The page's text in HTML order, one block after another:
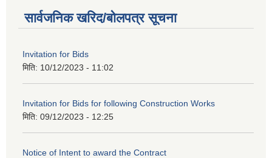
सार्वजनिक खरिद/बोलपत्र सूचना
Invitation for Bids
मिति: 10/12/2023 - 11:02
Invitation for Bids for following Construction Works
मिति: 09/12/2023 - 12:25
Notice of Intent to award the Contract